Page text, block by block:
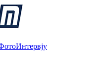
Интервју